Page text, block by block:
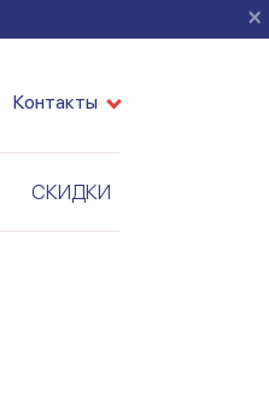
×
Контакты
СКИДКИ